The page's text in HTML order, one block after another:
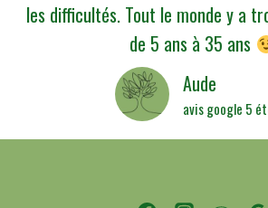
les difficultés. Tout le monde y a
de 5 ans à 35 ans
Aude
avis google 5